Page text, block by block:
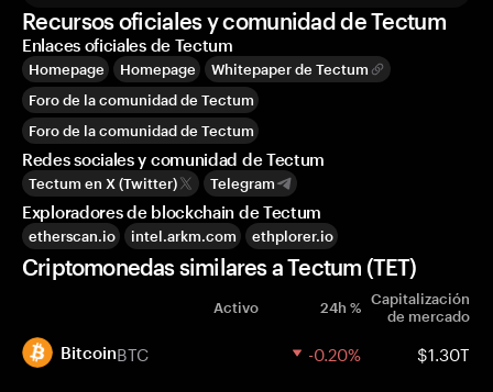
Recursos oficiales y comunidad de Tectum
Enlaces oficiales de Tectum
Homepage Homepage
Whitepaper de Tectum
Foro de la comunidad de Tectum
Foro de la comunidad de Tectum
Redes sociales y comunidad de Tectum
Tectum en X (Twitter) Telegram
Exploradores de blockchain de Tectum
etherscan.io intel.arkm.com ethplorer.io
Criptomonedas similares a Tectum (TET)
Activo 24h % Capitalización
de mercado
BitcoinBTC -0.20% $1.30T